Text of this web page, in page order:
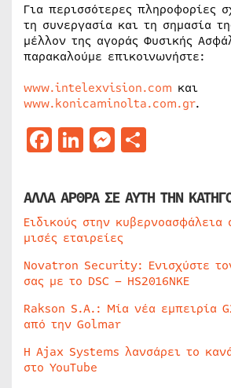
Για περισσότερες πληροφορίες
τη συνεργασία και τη σημασία
μέλλον της αγοράς Φυσικής
παρακαλούμε επικοινωνήστε:
www.intelexvision.com και
www.konicaminolta.com.gr.
Facebook
LinkedIn
Messenger
ΑΛΛΑ ΑΡΘΡΑ ΣΕ ΑΥΤΗ ΤΗΝ
Ειδικούς στην κυβερνοασφάλεια
μισές εταιρείες
Novatron Security: Ενισχύστε
σας με το DSC – HS2016NKE
Rakson S.A.: Μία νέα εμπειρία
από την Golmar
Η Ajax Systems λανσάρει το
στο YouTube